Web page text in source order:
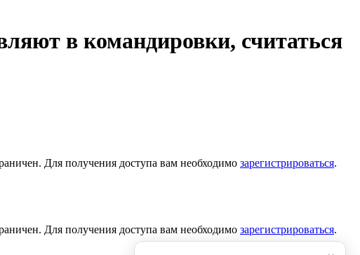
в командировки, считаться
Для получения доступа вам необходимо зарегистрироваться.
Для получения доступа вам необходимо зарегистрироваться.